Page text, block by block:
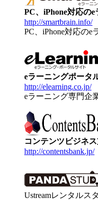
PC、iPhone対応の
http://smartbrain.info/
PC、iPhone対応のe
eラーニングポータ
http://elearning.co.jp/
eラーニング専門企
コンテンツビジネ
http://contentsbank.jp/
Ustreamレンタルス